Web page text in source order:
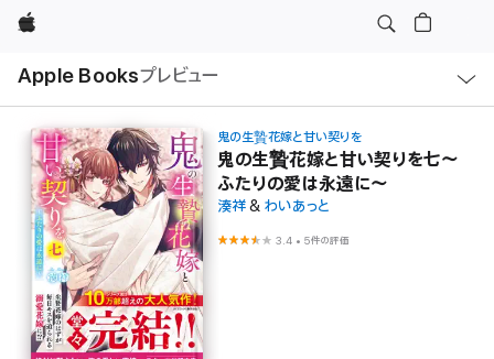
Apple
Apple Booksプレビュー
ル
鬼の生贄花嫁と甘い契りを
鬼の生贄花嫁と甘い契りを七～
ふたりの愛は永遠に～
湊祥& わいあっと
3.4 • 5件の評価